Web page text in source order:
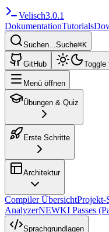
Velisch3.0.1
DokumentationTutorials
Suchen...Suche⌘K
GitHub Toggle
Menü öffnen
Übungen & Quiz
Erste Schritte
Architektur
Compiler ÜbersichtProjekt-
AnalyzerNEWKI Passes
Sprachgrundlagen